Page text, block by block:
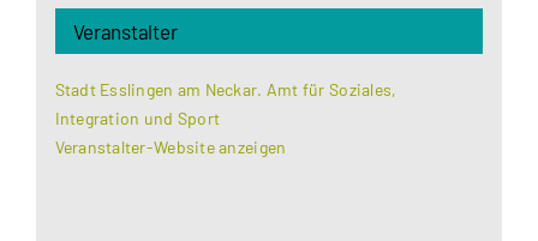
Veranstalter
Stadt Esslingen am Neckar. Amt für Soziales,
Integration und Sport
Veranstalter-Website anzeigen